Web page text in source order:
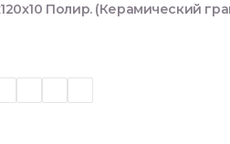
Полир. (Керамический